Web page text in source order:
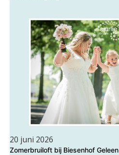
20 juni 2026
Zomerbruiloft bij Biesenhof Geleen